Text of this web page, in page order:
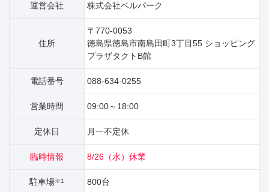
運営会社 株式会社ベルパーク
住所
〒770-0053
徳島県徳島市南島田町3丁目55 ショッピング
プラザタクトB館
電話番号 088-634-0255
営業時間 09:00～18:00
定休日 月一不定休
臨時情報 8/26（水）休業
駐車場※1 800台